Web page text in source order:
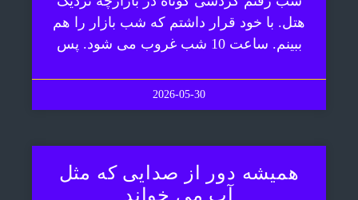
هتل. با خود قرار داشتم که شب بازار را هم
ببینم. ساعت 10 شب غروب می شود. پس
2026-05-30
همیشه دور از صدایی که مثل
آب می خواند